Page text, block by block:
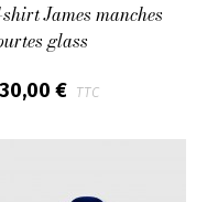
shirt James manches
glass
€ TTC